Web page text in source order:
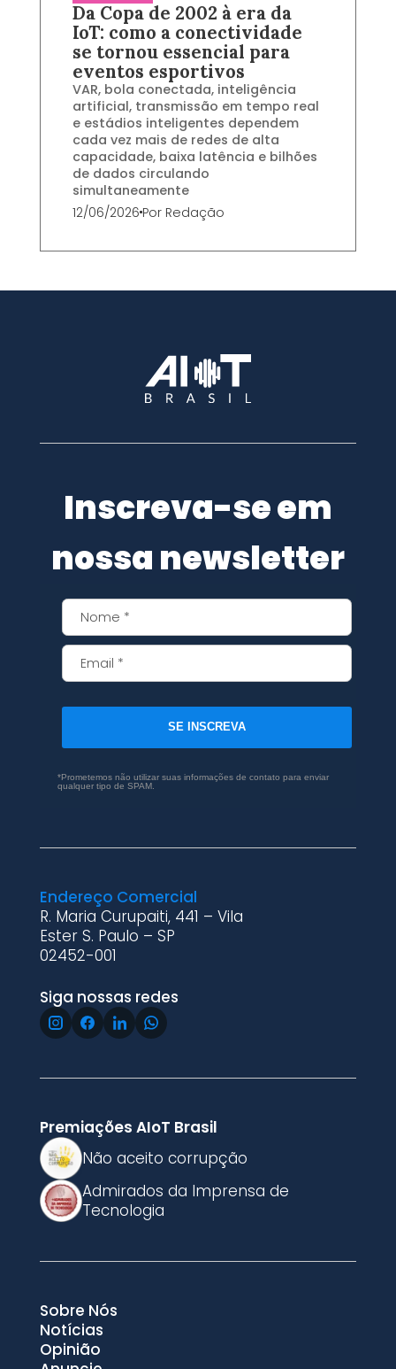
Da Copa de 2002 à era da
IoT: como a conectividade
se tornou essencial para
eventos esportivos
VAR, bola conectada, inteligência
artificial, transmissão em tempo real
e estádios inteligentes dependem
cada vez mais de redes de alta
capacidade, baixa latência e bilhões
de dados circulando
simultaneamente
12/06/2026Por Redação
Inscreva-se em
nossa newsletter
SE INSCREVA
*Prometemos não utilizar suas informações de contato para enviar
qualquer tipo de SPAM.
Endereço Comercial
R. Maria Curupaiti, 441 – Vila
Ester S. Paulo – SP
02452-001
Siga nossas redes
Premiações AIoT Brasil
Não aceito corrupção
Admirados da Imprensa de
Tecnologia
Sobre Nós
Notícias
Opinião